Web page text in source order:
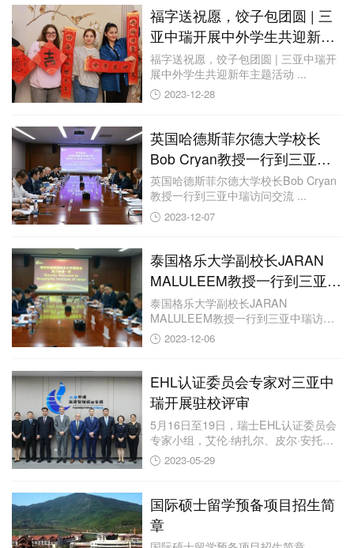
福字送祝愿，饺子包团圆 | 三
亚中瑞开展中外学生共迎新年
主题活动
福字送祝愿，饺子包团圆 | 三亚中瑞开
展中外学生共迎新年主题活动 ...
2023-12-28
英国哈德斯菲尔德大学校长
Bob Cryan教授一行到三亚中
瑞访问交流
英国哈德斯菲尔德大学校长Bob Cryan
教授一行到三亚中瑞访问交流 ...
2023-12-07
泰国格乐大学副校长JARAN
MALULEEM教授一行到三亚中
瑞访问交流
泰国格乐大学副校长JARAN
MALULEEM教授一行到三亚中瑞访问
交流 ...
2023-12-06
EHL认证委员会专家对三亚中
瑞开展驻校评审
5月16日至19日，瑞士EHL认证委员会
专家小组，艾伦·纳扎尔、皮尔·安托尼·
杜...2023-05-29
国际硕士留学预备项目招生简
章